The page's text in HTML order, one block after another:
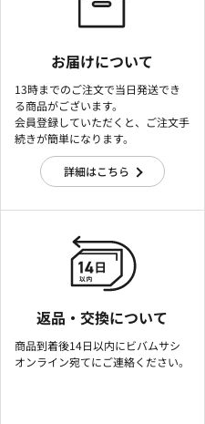
お届けについて
13時までのご注文で当日発送でき
る商品がございます。
会員登録していただくと、ご注文手
続きが簡単になります。
詳細はこちら
返品・交換について
商品到着後14日以内にビバムサシ
オンライン宛てにご連絡ください。